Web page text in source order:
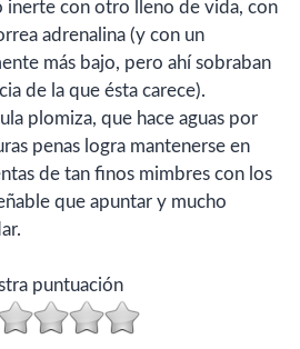
inerte con otro lleno de vida, con
adrenalina (y con un
más bajo, pero ahí sobraban
de la que ésta carece).
plomiza, que hace aguas por
penas logra mantenerse en
de tan finos mimbres con los
que apuntar y mucho
puntuación